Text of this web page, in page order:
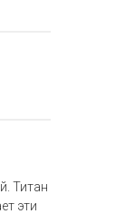
Титан
эти